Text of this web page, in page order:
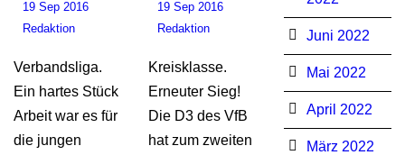
19 Sep 2016
Redaktion
Verbandsliga.
Ein hartes Stück
Arbeit war es für
die jungen
19 Sep 2016
Redaktion
Kreisklasse.
Erneuter Sieg!
Die D3 des VfB
hat zum zweiten
Juni 2022
Mai 2022
April 2022
März 2022